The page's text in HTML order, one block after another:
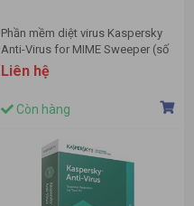
Phần mềm diệt virus Kaspersky
Anti-Virus for MIME Sweeper (số
lượng 50-99)
Liên hệ
Còn hàng